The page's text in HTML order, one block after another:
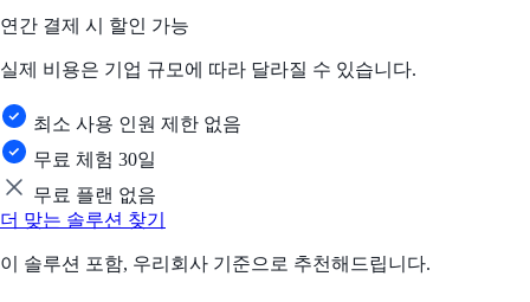
연간 결제 시 할인 가능
실제 비용은 기업 규모에 따라 달라질 수 있습니다.
최소 사용 인원 제한 없음
무료 체험 30일
무료 플랜 없음
더 맞는 솔루션 찾기
이 솔루션 포함, 우리회사 기준으로 추천해드립니다.